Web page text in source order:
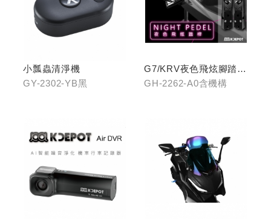
小瓢蟲清淨機
GY-2302-YB黑
G7/KRV夜色飛炫腳踏
(含機構LHJ8)
GH-2262-A0含機構